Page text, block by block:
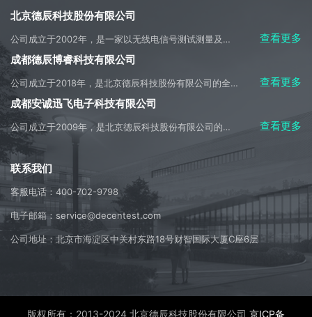
北京德辰科技股份有限公司
公司成立于2002年，是一家以无线电信号测试测量及侦测应用开发为主营方向，集科研、生产、系统集成、产品销售、工程施工及技术服务于一体的高科技产业实体。
查看更多
成都德辰博睿科技有限公司
公司成立于2018年，是北京德辰科技股份有限公司的全资子公司，是成都市天府新区重大招商引资企业，是母公司主要经营业务的承接实体。
查看更多
成都安诚迅飞电子科技有限公司
公司成立于2009年，是北京德辰科技股份有限公司的控股子公司，是美国是德科技公司（Keysight Technologies）在中国内地授权的技术合作伙伴，全权负责授权区域内的是德产品的销售、售前和售后技术支持及服务。 查看更多
联系我们
客服电话：400-702-9798
电子邮箱：service@decentest.com
公司地址：北京市海淀区中关村东路18号财智国际大厦C座6层
版权所有：2013-2024 北京德辰科技股份有限公司 京ICP备